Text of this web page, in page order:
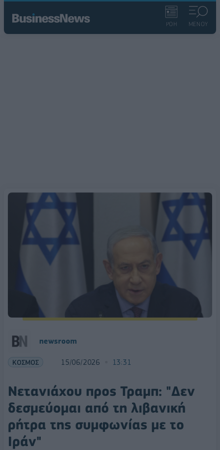
ΡΟΗ ΜΕΝΟΥ
newsroom
ΚΟΣΜΟΣ 15/06/2026 13:31
Νετανιάχου προς Τραμπ: "Δεν
δεσμεύομαι από τη λιβανική
ρήτρα της συμφωνίας με το
Ιράν"